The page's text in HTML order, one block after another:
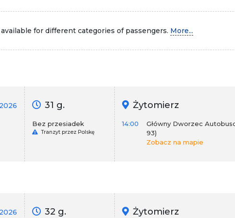
for different categories of passengers. More...
31 g.
Bez przesiadek
Tranzyt przez Polskę
Żytomierz
14:00
Główny Dworzec
93)
Zobacz na mapie
32 g. Żytomierz